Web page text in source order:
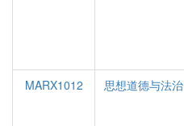
MARX1012
思想道德与法治